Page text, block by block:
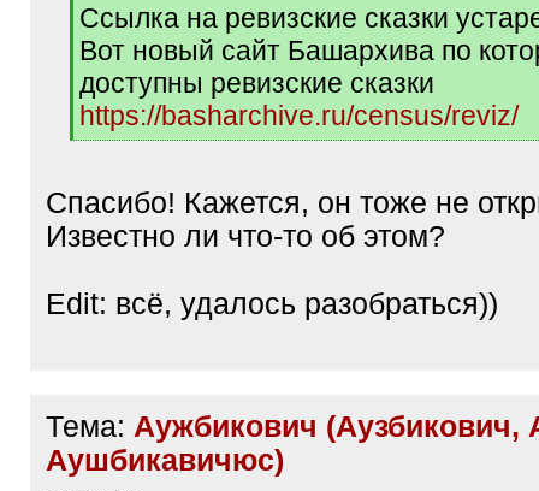
[
q
Ссылка на ревизские сказки
Вот новый сайт Башархива по
доступны ревизские сказки
https://basharchive.ru/census/reviz/
[
Спасибо! Кажется, он тоже не
Известно ли что-то об этом?
Edit: всё, удалось разобраться))
Тема: Аужбикович (Аузбикович,
Аушбикавичюс)